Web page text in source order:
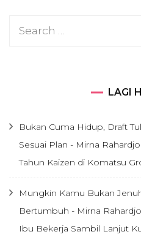
Search
LAGI
Bukan Cuma Hidup, Draft
Sesuai Plan - Mirna Rahardjo
Tahun Kaizen di Komatsu
Mungkin Kamu Bukan
Bertumbuh - Mirna Rahardjo
Ibu Bekerja Sambil Lanjut